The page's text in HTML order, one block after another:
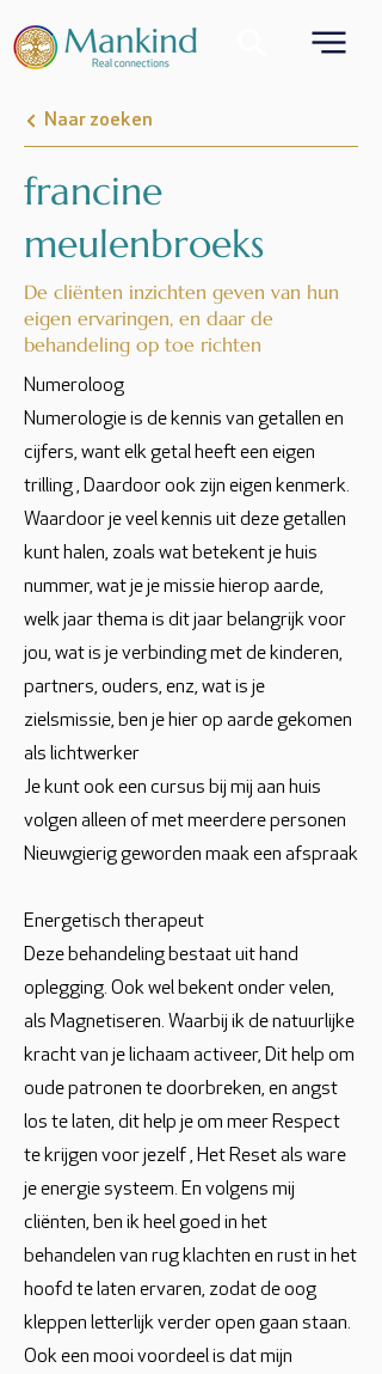
Naar zoeken
francine
meulenbroeks
De cliënten inzichten geven van hun
eigen ervaringen, en daar de
behandeling op toe richten
Numeroloog
Numerologie is de kennis van getallen en
cijfers, want elk getal heeft een eigen
trilling , Daardoor ook zijn eigen kenmerk.
Waardoor je veel kennis uit deze getallen
kunt halen, zoals wat betekent je huis
nummer, wat je je missie hierop aarde,
welk jaar thema is dit jaar belangrijk voor
jou, wat is je verbinding met de kinderen,
partners, ouders, enz, wat is je
zielsmissie, ben je hier op aarde gekomen
als lichtwerker
Je kunt ook een cursus bij mij aan huis
volgen alleen of met meerdere personen
Nieuwgierig geworden maak een afspraak
Energetisch therapeut
Deze behandeling bestaat uit hand
oplegging. Ook wel bekent onder velen,
als Magnetiseren. Waarbij ik de natuurlijke
kracht van je lichaam activeer, Dit help om
oude patronen te doorbreken, en angst
los te laten, dit help je om meer Respect
te krijgen voor jezelf , Het Reset als ware
je energie systeem. En volgens mij
cliënten, ben ik heel goed in het
behandelen van rug klachten en rust in het
hoofd te laten ervaren, zodat de oog
kleppen letterlijk verder open gaan staan.
Ook een mooi voordeel is dat mijn